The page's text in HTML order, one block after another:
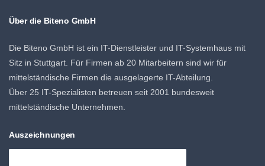
Über die Biteno GmbH
Die Biteno GmbH ist ein IT-Dienstleister und IT-Systemhaus mit
Sitz in Stuttgart. Für Firmen ab 20 Mitarbeitern sind wir für
mittelständische Firmen die ausgelagerte IT-Abteilung.
Über 25 IT-Spezialisten betreuen seit 2001 bundesweit
mittelständische Unternehmen.
Auszeichnungen